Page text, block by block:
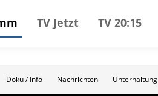
TV Jetzt TV 20:15
Doku / Info Nachrichten Unterhaltung